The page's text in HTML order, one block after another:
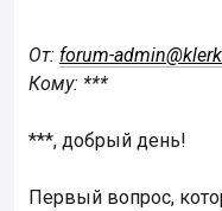
От: forum-
Кому: ***
***, добрый день!
Первый вопрос,